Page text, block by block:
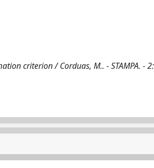
criterion / Corduas, M.. - STAMPA. -